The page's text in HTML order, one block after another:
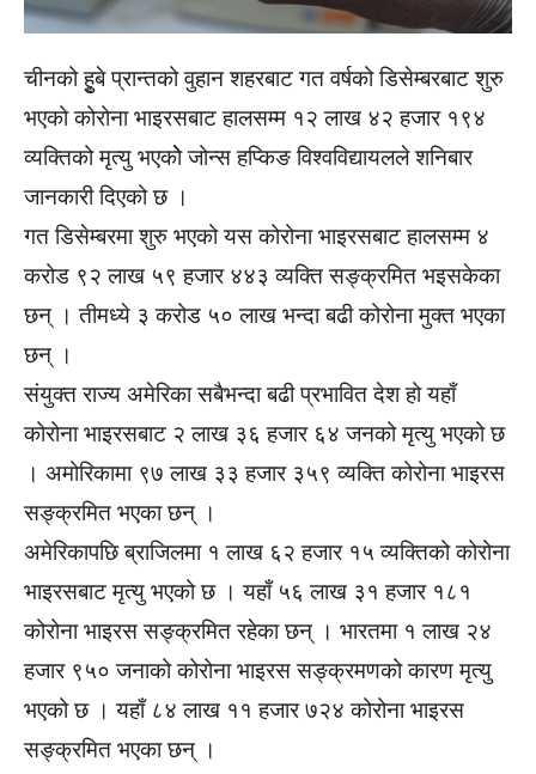
चीनको हुृबे प्रान्तको वुहान शहरबाट गत वर्षको डिसेम्बरबाट शुरु
भएको कोरोना भाइरसबाट हालसम्म १२ लाख ४२ हजार १९४
व्यक्तिको मृत्यु भएकोे जोन्स हप्किङ विश्वविद्यायलले शनिबार
जानकारी दिएको छ ।
गत डिसेम्बरमा शुरु भएको यस कोरोना भाइरसबाट हालसम्म ४
करोड ९२ लाख ५९ हजार ४४३ व्यक्ति सङ्क्रमित भइसकेका
छन् । तीमध्ये ३ करोड ५० लाख भन्दा बढी कोरोना मुक्त भएका
छन् ।
संयुक्त राज्य अमेरिका सबैभन्दा बढी प्रभावित देश हो यहाँ
कोरोना भाइरसबाट २ लाख ३६ हजार ६४ जनको मृत्यु भएको छ
। अमोरिकामा ९७ लाख ३३ हजार ३५९ व्यक्ति कोरोना भाइरस
सङ्क्रमित भएका छन् ।
अमेरिकापछि ब्राजिलमा १ लाख ६२ हजार १५ व्यक्तिको कोरोना
भाइरसबाट मृत्यु भएको छ । यहाँ ५६ लाख ३१ हजार १८१
कोरोना भाइरस सङ्क्रमित रहेका छन् । भारतमा १ लाख २४
हजार ९५० जनाको कोरोना भाइरस सङ्क्रमणको कारण मृत्यु
भएको छ । यहाँ ८४ लाख ११ हजार ७२४ कोरोना भाइरस
सङ्क्रमित भएका छन् ।